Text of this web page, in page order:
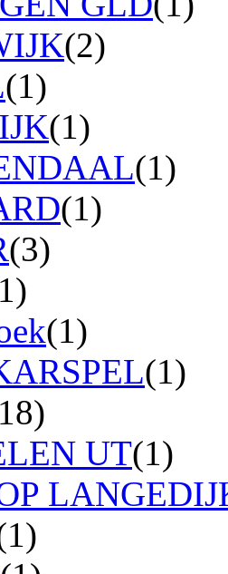
(2)
(1)
(1)
(1)
(1)
(3)
(1)
(1)
UT(1)